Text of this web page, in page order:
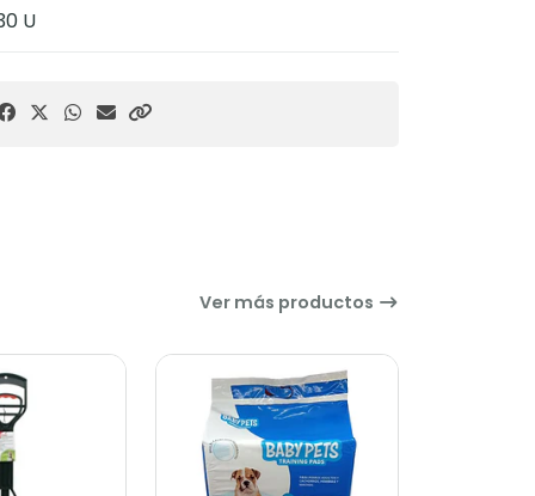
U
Ver más productos